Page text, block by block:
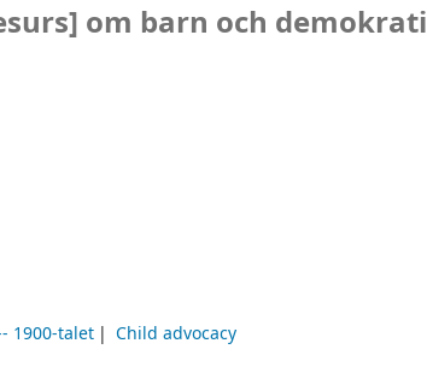
om barn och demokrati
1900-talet Child advocacy